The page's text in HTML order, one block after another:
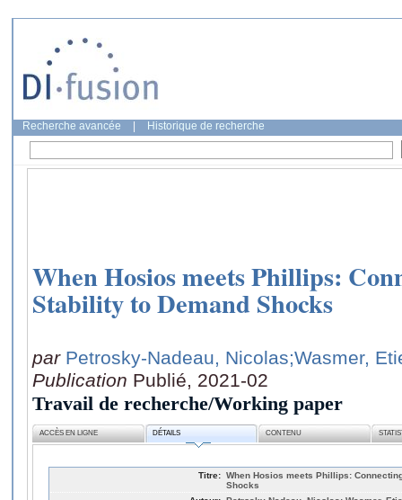
Recherche avancée Historique de recherche
When Hosios meets Phillips:
Stability to Demand Shocks
par Petrosky-Nadeau, Nicolas;Wasmer,
Publication Publié, 2021-02
Travail de recherche/Working paper
ACCÈS EN LIGNE DÉTAILS CONTENU
Titre: When Hosios meets Phillips:
Shocks